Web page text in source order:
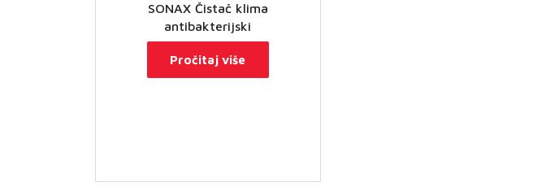
SONAX Čistač klima
antibakterijski
Pročitaj više